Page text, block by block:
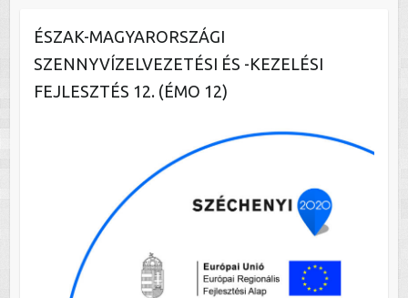
ÉSZAK-MAGYARORSZÁGI
SZENNYVÍZELVEZETÉSI ÉS -KEZELÉSI
FEJLESZTÉS 12. (ÉMO 12)